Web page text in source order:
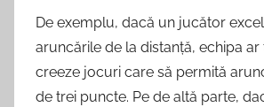
De exemplu, dacă un jucător
aruncările de la distanță, echipa ar
creeze jocuri care să permită
de trei puncte. Pe de altă parte,